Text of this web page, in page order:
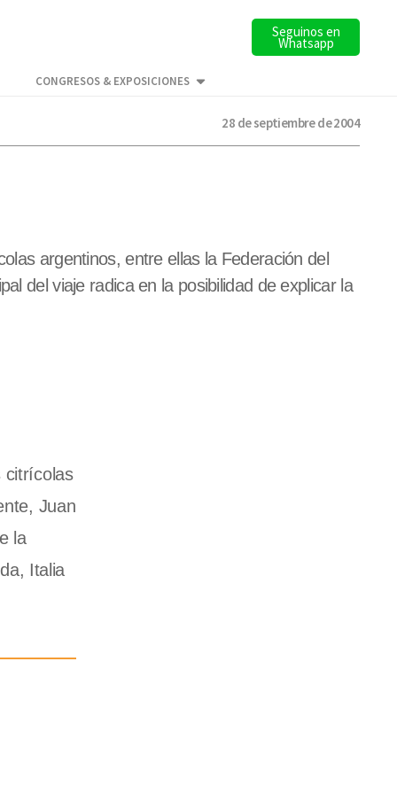
Seguinos en
Whatsapp
CONGRESOS & EXPOSICIONES
28 de septiembre de 2004
argentinos, entre ellas la Federación del
del viaje radica en la posibilidad de explicar la
citrícolas
Juan
la
Italia